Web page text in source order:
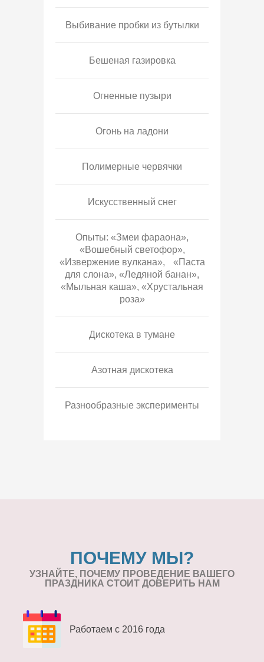
Выбивание пробки из бутылки
Бешеная газировка
Огненные пузыри
Огонь на ладони
Полимерные червячки
Искусственный снег
Опыты: «Змеи фараона»,
«Вошебный светофор»,
«Извержение вулкана», «Паста
для слона», «Ледяной банан»,
«Мыльная каша», «Хрустальная
роза»
Дискотека в тумане
Азотная дискотека
Разнообразные эксперименты
ПОЧЕМУ МЫ?
УЗНАЙТЕ, ПОЧЕМУ ПРОВЕДЕНИЕ ВАШЕГО
ПРАЗДНИКА СТОИТ ДОВЕРИТЬ НАМ
Работаем с 2016 года